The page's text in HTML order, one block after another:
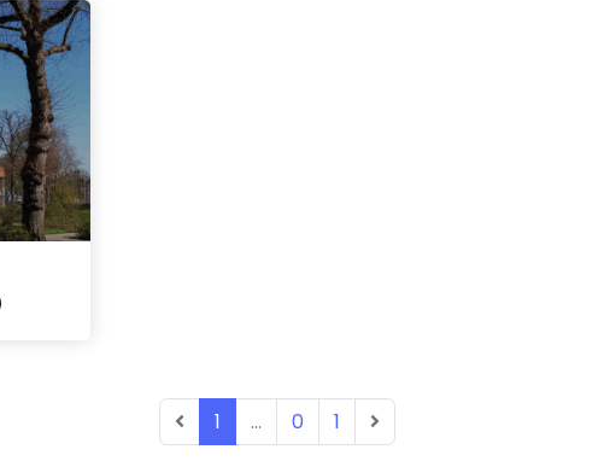
1 ... 0 1